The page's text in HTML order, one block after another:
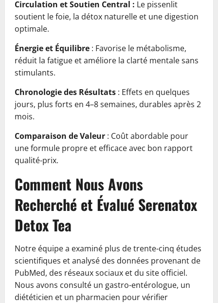
Circulation et Soutien Central : Le pissenlit
soutient le foie, la détox naturelle et une digestion
optimale.
Énergie et Équilibre : Favorise le métabolisme,
réduit la fatigue et améliore la clarté mentale sans
stimulants.
Chronologie des Résultats : Effets en quelques
jours, plus forts en 4–8 semaines, durables après 2
mois.
Comparaison de Valeur : Coût abordable pour
une formule propre et efficace avec bon rapport
qualité-prix.
Comment Nous Avons
Recherché et Évalué Serenatox
Detox Tea
Notre équipe a examiné plus de trente-cinq études
scientifiques et analysé des données provenant de
PubMed, des réseaux sociaux et du site officiel.
Nous avons consulté un gastro-entérologue, un
diététicien et un pharmacien pour vérifier